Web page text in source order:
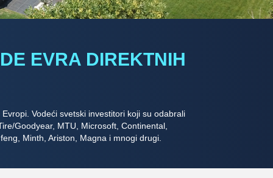
EVRA DIREKTNIH
Vodeći svetski investitori koji su odabrali
Goodyear, MTU, Microsoft, Continental,
Minth, Ariston, Magna i mnogi drugi.